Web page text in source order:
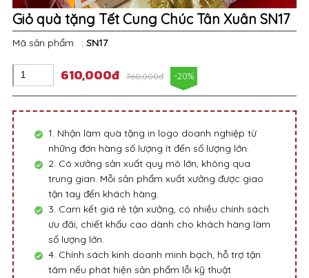
Giỏ quà tặng Tết Cung Chúc Tân Xuân SN17
Mã sản phẩm : SN17
610,000đ 760,000đ -20%
1. Nhận làm quà tặng in logo doanh nghiệp từ
những đơn hàng số lượng ít đến số lượng lớn.
2. Có xưởng sản xuất quy mô lớn, không qua
trung gian. Mỗi sản phẩm xuất xưởng được giao
tận tay đến khách hàng.
3. Cam kết giá rẻ tận xưởng, có nhiều chính sách
ưu đãi, chiết khấu cao dành cho khách hàng làm
số lượng lớn.
4. Chính sách kinh doanh minh bạch, hỗ trợ tận
tâm nếu phát hiện sản phẩm lỗi kỹ thuật